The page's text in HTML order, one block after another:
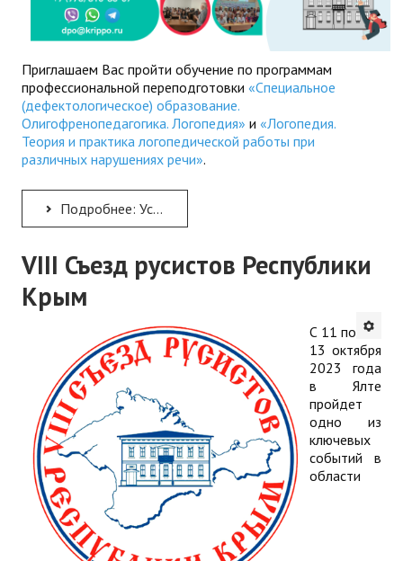
Приглашаем Вас пройти обучение по программам
профессиональной переподготовки «Специальное
(дефектологическое) образование.
Олигофренопедагогика. Логопедия» и «Логопедия.
Теория и практика логопедической работы при
различных нарушениях речи».
Подробнее: Успейте получить образование по логопедии и дефектологии в КРИППО!
VIII Съезд русистов Республики
Крым
С 11 по
13 октября
2023 года
в Ялте
пройдет
одно из
ключевых
событий в
области